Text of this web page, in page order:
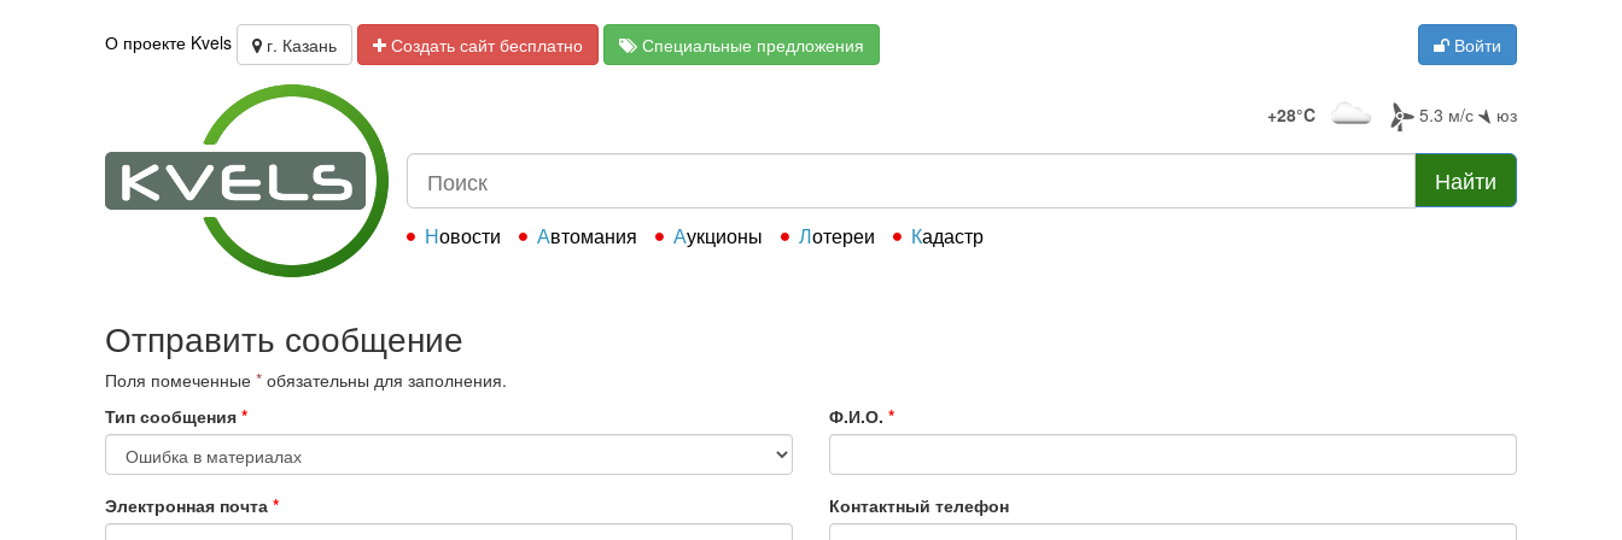
О проекте Kvels г. Казань Создать сайт бесплатно Специальные предложения Войти
+28°C 5.3 м/с юз
Найти
Новости Автомания Аукционы Лотереи Кадастр
Отправить сообщение
Поля помеченные * обязательны для заполнения.
Тип сообщения * Ф.И.О. *
Электронная почта * Контактный телефон